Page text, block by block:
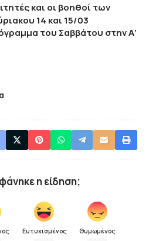
και οι βοηθοί των
14 και 15/03
του Σαββάτου στην Α’
η είδηση;
Ευτυχισμένος Θυμωμένος